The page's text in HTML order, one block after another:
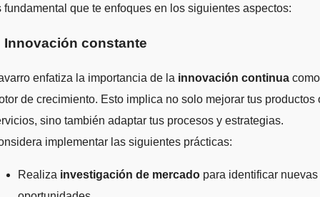
fundamental que te enfoques en los siguientes aspectos:
Innovación constante
enfatiza la importancia de la innovación continua como
de crecimiento. Esto implica no solo mejorar tus productos
sino también adaptar tus procesos y estrategias.
implementar las siguientes prácticas:
Realiza investigación de mercado para identificar nuevas